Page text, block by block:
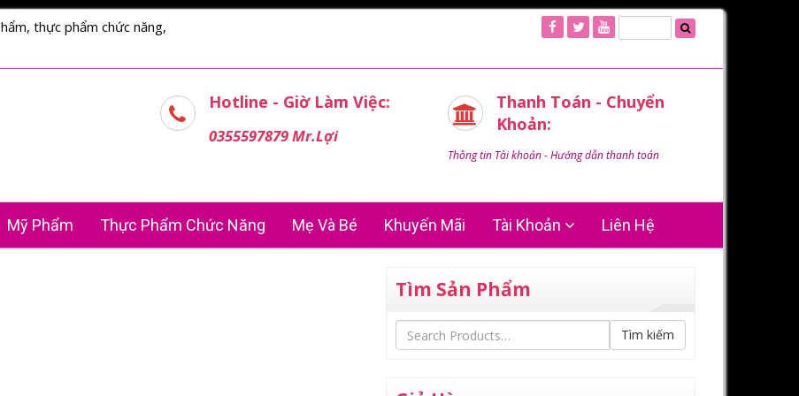
thực phẩm chức năng,
Hotline - Giờ Làm Việc:
0355597879 Mr.Lợi
Thanh Toán - Chuyển
Khoản:
Thông tin Tài khoản - Hướng dẫn thanh toán
Mỹ Phẩm Thực Phẩm Chức Năng Mẹ Và Bé Khuyến Mãi Tài Khoản Liên Hệ
Tìm Sản Phẩm
Tìm kiếm